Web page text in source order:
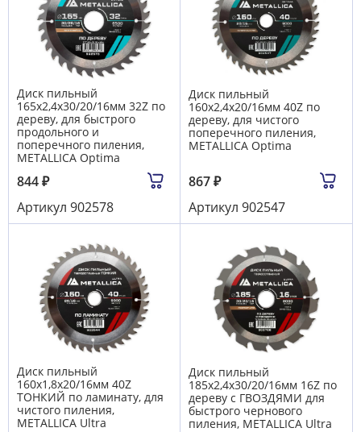
Диск пильный
165х2,4х30/20/16мм 32Z по
дереву, для быстрого
продольного и
поперечного пиления,
METALLICA Optima
844₽
Артикул 902578
Диск пильный
160х2,4х20/16мм 40Z по
дереву, для чистого
поперечного пиления,
METALLICA Optima
867₽
Артикул 902547
Диск пильный
160х1,8х20/16мм 40Z
ТОНКИЙ по ламинату, для
чистого пиления,
METALLICA Ultra
Диск пильный
185х2,4х30/20/16мм 16Z по
дереву c ГВОЗДЯМИ для
быстрого чернового
пиления, METALLICA Ultra